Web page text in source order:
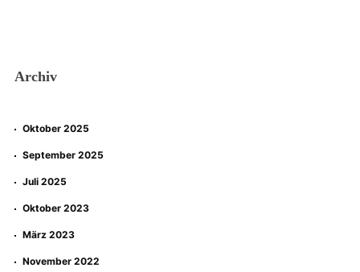
Archiv
Oktober 2025
September 2025
Juli 2025
Oktober 2023
März 2023
November 2022